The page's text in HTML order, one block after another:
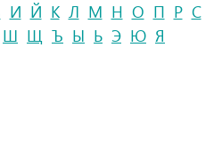
И Й К Л М Н О П Р С
Ш Щ Ъ Ы Ь Э Ю Я